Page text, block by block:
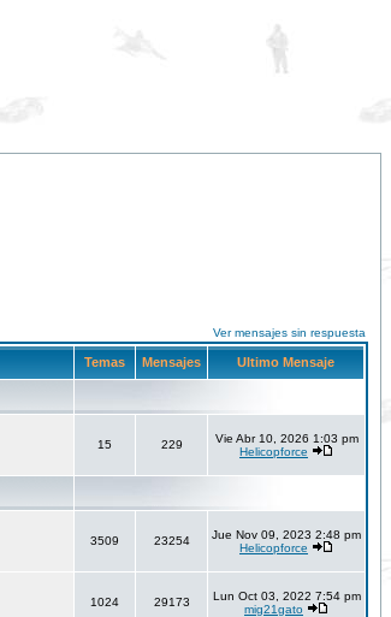
Ver mensajes sin respuesta
Temas Mensajes Ultimo Mensaje
15 229
Vie Abr 10, 2026 1:03 pm
Helicopforce
3509 23254
Jue Nov 09, 2023 2:48 pm
Helicopforce
1024 29173
Lun Oct 03, 2022 7:54 pm
mig21gato